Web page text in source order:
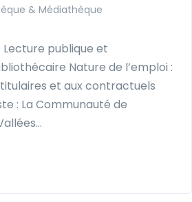
& Médiathèque
publique et
Nature de l’emploi :
et aux contractuels
: La Communauté de